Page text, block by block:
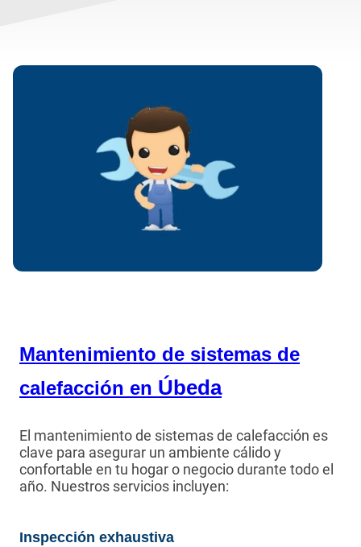
Mantenimiento de sistemas de
calefacción en Úbeda
El mantenimiento de sistemas de calefacción es
clave para asegurar un ambiente cálido y
confortable en tu hogar o negocio durante todo el
año. Nuestros servicios incluyen:
Inspección exhaustiva